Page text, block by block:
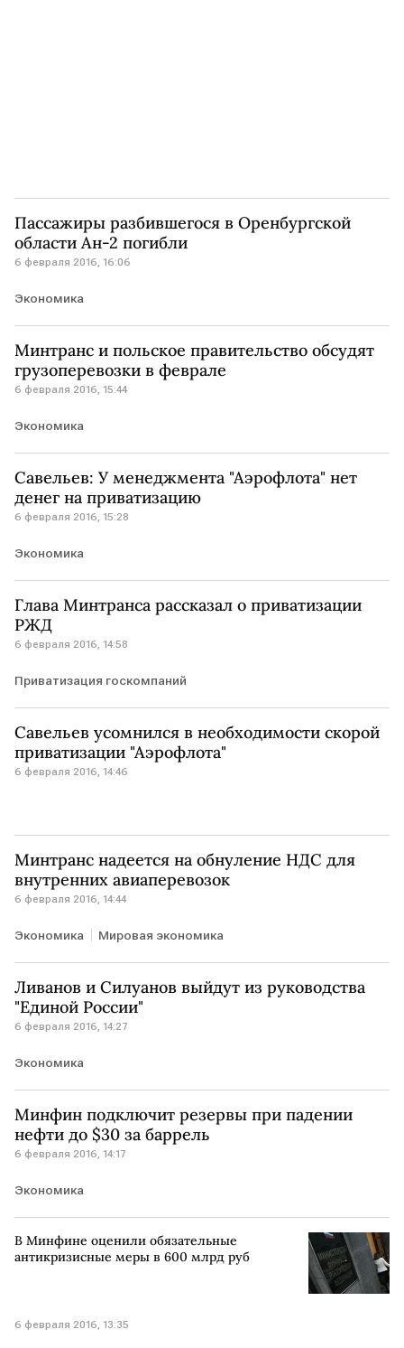
Пассажиры разбившегося в Оренбургской
области Ан-2 погибли
6 февраля 2016, 16:06
Экономика
Минтранс и польское правительство обсудят
грузоперевозки в феврале
6 февраля 2016, 15:44
Экономика
Савельев: У менеджмента "Аэрофлота" нет
денег на приватизацию
6 февраля 2016, 15:28
Экономика
Глава Минтранса рассказал о приватизации
РЖД
6 февраля 2016, 14:58
Приватизация госкомпаний
Савельев усомнился в необходимости скорой
приватизации "Аэрофлота"
6 февраля 2016, 14:46
Минтранс надеется на обнуление НДС для
внутренних авиаперевозок
6 февраля 2016, 14:44
Экономика Мировая экономика
Ливанов и Силуанов выйдут из руководства
"Единой России"
6 февраля 2016, 14:27
Экономика
Минфин подключит резервы при падении
нефти до $30 за баррель
6 февраля 2016, 14:17
Экономика
В Минфине оценили обязательные
антикризисные меры в 600 млрд руб
6 февраля 2016, 13:35